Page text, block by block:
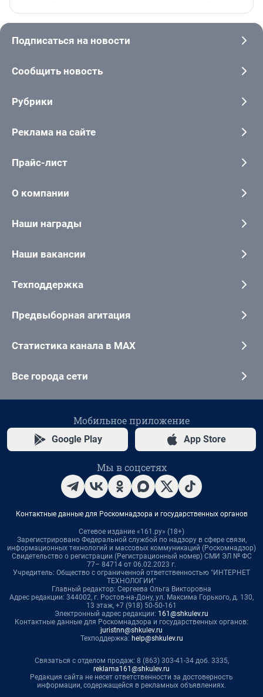
Подписаться на новости
Сообщить новость
Рубрики
Реклама на сайте
Прайс-лист
О компании
Наши награды
Наши вакансии
Техподдержка
Предвыборная агитация
Статистика канала в MAX
Все города сети
Мобильное приложение
Google Play App Store
Мы в соцсетях
Контактные данные для Роскомнадзора и государственных органов
Сетевое издание «161.ру» (18+)
Зарегистрировано Федеральной службой по надзору в сфере связи,
информационных технологий и массовых коммуникаций (Роскомнадзор)
Свидетельство о регистрации (Регистрационный номер) СМИ ЭЛ № ФС
77– 84714 от 06.02.2023 г.
Учредитель: Общество с ограниченной ответственностью "ИНТЕРНЕТ
ТЕХНОЛОГИИ"
Главный редактор: Сергеева Ольга Викторовна
Адрес редакции: 344002, г. Ростов-на-Дону, ул. Максима Горького, д. 130,
13 этаж, +7 (918) 50-50-161
Электронный адрес редакции: 161@shkulev.ru
Контактные данные для Роскомнадзора и государственных органов:
juristnn@shkulev.ru
Техподдержка: help@shkulev.ru
Связаться с отделом продаж: 8 (863) 303-41-34 доб. 3335,
reklama161@shkulev.ru
Редакция сайта не несет ответственности за достоверность
информации, содержащейся в рекламных объявлениях.